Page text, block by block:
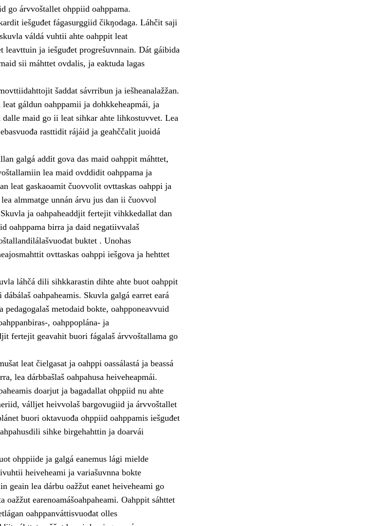
go árvvoštallet ohppiid oahppama.
iešguđet fágasurggiid čikŋodaga. Láhčit saji
váldá vuhtii ahte oahppit leat
leavttuin ja iešguđet progrešuvnnain. Dát gáibida
sii máhttet ovdalis, ja eaktuda lagas
šaddat sávrribun ja iešheanalažžan.
gáldun oahppamii ja dohkkeheapmái, ja
maid go ii leat sihkar ahte lihkostuvvet. Lea
rasttidit rájáid ja geahččalit juoidá
galgá addit gova das maid oahppit máhttet,
lea maid ovddidit oahppama ja
leat gaskaoamit čuovvolit ovttaskas oahppi ja
almmatge unnán árvu jus dan ii čuovvol
ja oahpaheaddjit fertejit vihkkedallat dan
oahppama birra ja daid negatiivvalaš
buktet . Unohas
ovttaskas oahppi iešgova ja hehttet
láhčá dili sihkkarastin dihte ahte buot oahppit
oahpaheamis. Skuvla galgá earret eará
pedagogalaš metodaid bokte, oahpponeavvuid
, oahppoplána- ja
fertejit geavahit buori fágalaš árvvoštallama go
leat čielgasat ja oahppi oassálastá ja beassá
lea dárbbašlaš oahpahusa heiveheapmái.
doarjut ja bagadallat ohppiid nu ahte
válljet heivvolaš bargovugiid ja árvvoštallet
buori oktavuođa ohppiid oahppamis iešguđet
sihke birgehahttin ja doarvái
ohppiide ja galgá eanemus lági mielde
heiveheami ja variašuvnna bokte
geain lea dárbu oažžut eanet heiveheami go
oažžut earenoamášoahpaheami. Oahppit sáhttet
oahppanváttisvuođat olles